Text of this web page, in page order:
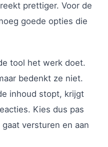
prettiger. Voor de
goede opties die
tool het werk doet.
bedenkt ze niet.
inhoud stopt, krijgt
Kies dus pas
versturen en aan